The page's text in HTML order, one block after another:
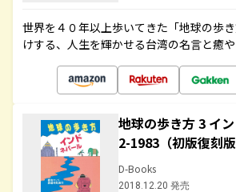
世界を４０年以上歩いてきた「地球の歩
けする、人生を輝かせる台湾の名言と癒
地球の歩き方 3 イ
2-1983（初版復刻版
D-Books
2018.12.20 発売